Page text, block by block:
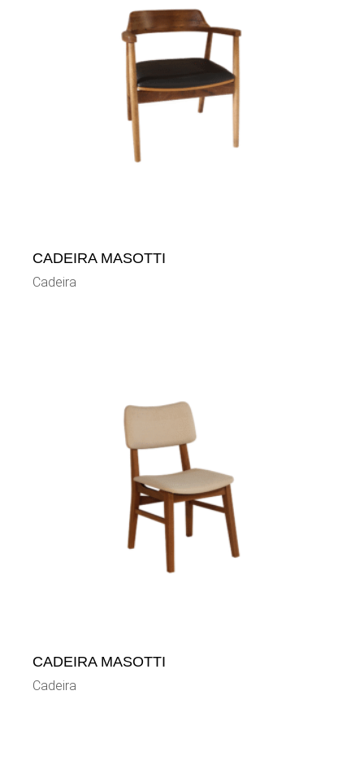
CADEIRA MASOTTI
Cadeira
CADEIRA MASOTTI
Cadeira